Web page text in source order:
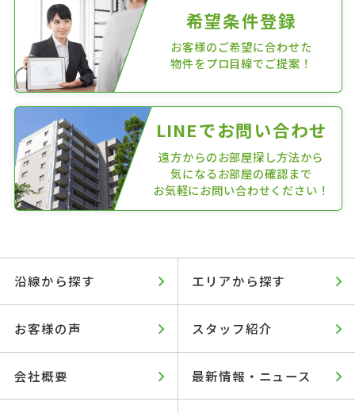
希望条件登録
お客様のご希望に合わせた
物件をプロ目線でご提案！
LINEでお問い合わせ
遠方からのお部屋探し方法から
気になるお部屋の確認まで
お気軽にお問い合わせください！
沿線から探す エリアから探す
お客様の声 スタッフ紹介
会社概要 最新情報・ニュース